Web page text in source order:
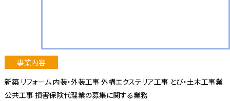
新築 リフォーム 内装・外装工事 外構エクステリア工事 とび・土木工事業
公共工事 損害保険代理業の募集に関する業務